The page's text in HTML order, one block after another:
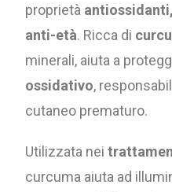
proprietà
anti-età. Ricca di
minerali, aiuta a
ossidativo,
cutaneo prematuro.
Utilizzata nei
curcuma aiuta ad